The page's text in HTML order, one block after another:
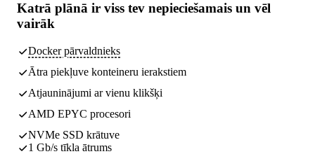
Katrā plānā ir viss tev nepieciešamais un vēl
vairāk
Docker pārvaldnieks
Ātra piekļuve konteineru ierakstiem
Atjauninājumi ar vienu klikšķi
AMD EPYC procesori
NVMe SSD krātuve
1 Gb/s tīkla ātrums